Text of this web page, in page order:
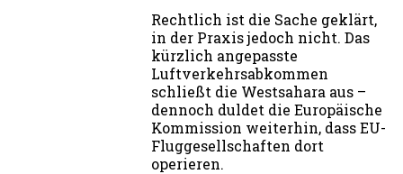
Rechtlich ist die Sache geklärt,
in der Praxis jedoch nicht. Das
kürzlich angepasste
Luftverkehrsabkommen
schließt die Westsahara aus –
dennoch duldet die Europäische
Kommission weiterhin, dass EU-
Fluggesellschaften dort
operieren.